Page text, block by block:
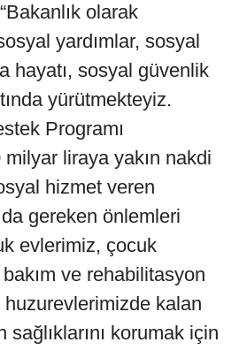
“Bakanlık olarak
yardımlar, sosyal
hayatı, sosyal güvenlik
yürütmekteyiz.
Programı
liraya yakın nakdi
hizmet veren
da gereken önlemleri
evlerimiz, çocuk
ve rehabilitasyon
kalan
sağlıklarını korumak için